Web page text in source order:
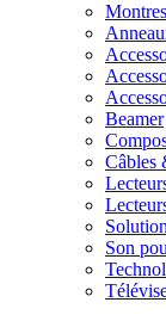
Beamer
Câbles
Son